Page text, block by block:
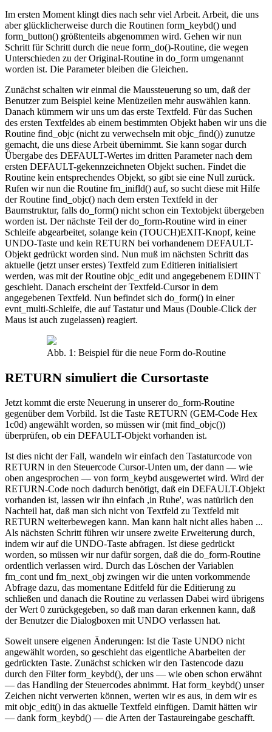
Im ersten Moment klingt dies nach sehr viel Arbeit. Arbeit, die uns
aber glücklicherweise durch die Routinen form_keybd() und
form_button() größtenteils abgenommen wird. Gehen wir nun
Schritt für Schritt durch die neue form_do()-Routine, die wegen
Unterschieden zu der Original-Routine in do_form umgenannt
worden ist. Die Parameter bleiben die Gleichen.
Zunächst schalten wir einmal die Maussteuerung so um, daß der
Benutzer zum Beispiel keine Menüzeilen mehr auswählen kann.
Danach kümmern wir uns um das erste Textfeld. Für das Suchen
des ersten Textfeldes ab einem bestimmten Objekt haben wir uns die
Routine find_objc (nicht zu verwechseln mit objc_find()) zunutze
gemacht, die uns diese Arbeit übernimmt. Sie kann sogar durch
Übergabe des DEFAULT-Wertes im dritten Parameter nach dem
ersten DEFAULT-gekennzeichneten Objekt suchen. Findet die
Routine kein entsprechendes Objekt, so gibt sie eine Null zurück.
Rufen wir nun die Routine fm_inifld() auf, so sucht diese mit Hilfe
der Routine find_objc() nach dem ersten Textfeld in der
Baumstruktur, falls do_form() nicht schon ein Textobjekt übergeben
worden ist. Der nächste Teil der do_form-Routine wird in einer
Schleife abgearbeitet, solange kein (TOUCH)EXIT-Knopf, keine
UNDO-Taste und kein RETURN bei vorhandenem DEFAULT-
Objekt gedrückt worden sind. Nun muß im nächsten Schritt das
aktuelle (jetzt unser erstes) Textfeld zum Editieren initialisiert
werden, was mit der Routine objc_edit und angegebenem EDIINT
geschieht. Danach erscheint der Textfeld-Cursor in dem
angegebenen Textfeld. Nun befindet sich do_form() in einer
evnt_multi-Schleife, die auf Tastatur und Maus (Double-Click der
Maus ist auch zugelassen) reagiert.
Abb. 1: Beispiel für die neue Form do-Routine
RETURN simuliert die Cursortaste
Jetzt kommt die erste Neuerung in unserer do_form-Routine
gegenüber dem Vorbild. Ist die Taste RETURN (GEM-Code Hex
1c0d) angewählt worden, so müssen wir (mit find_objc())
überprüfen, ob ein DEFAULT-Objekt vorhanden ist.
Ist dies nicht der Fall, wandeln wir einfach den Tastaturcode von
RETURN in den Steuercode Cursor-Unten um, der dann — wie
oben angesprochen — von form_keybd ausgewertet wird. Wird der
RETURN-Code noch dadurch benötigt, daß ein DEFAULT-Objekt
vorhanden ist, lassen wir ihn einfach ,in Ruhe', was natürlich den
Nachteil hat, daß man sich nicht von Textfeld zu Textfeld mit
RETURN weiterbewegen kann. Man kann halt nicht alles haben ...
Als nächsten Schritt führen wir unsere zweite Erweiterung durch,
indem wir auf die UNDO-Taste abfragen. Ist diese gedrückt
worden, so müssen wir nur dafür sorgen, daß die do_form-Routine
ordentlich verlassen wird. Durch das Löschen der Variablen
fm_cont und fm_next_obj zwingen wir die unten vorkommende
Abfrage dazu, das momentane Editfeld für die Editierung zu
schließen und danach die Routine zu verlassen Dabei wird übrigens
der Wert 0 zurückgegeben, so daß man daran erkennen kann, daß
der Benutzer die Dialogboxen mit UNDO verlassen hat.
Soweit unsere eigenen Änderungen: Ist die Taste UNDO nicht
angewählt worden, so geschieht das eigentliche Abarbeiten der
gedrückten Taste. Zunächst schicken wir den Tastencode dazu
durch den Filter form_keybd(), der uns — wie oben schon erwähnt
— das Handling der Steuercodes abnimmt. Hat form_keybd() unser
Zeichen nicht verwerten können, werten wir es aus, in dem wir es
mit objc_edit() in das aktuelle Textfeld einfügen. Damit hätten wir
— dank form_keybd() — die Arten der Tastaureingabe geschafft.